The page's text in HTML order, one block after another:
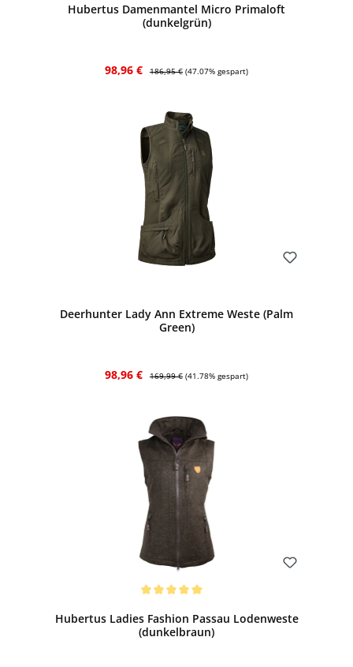
Hubertus Damenmantel Micro Primaloft
(dunkelgrün)
Verkaufspreis:
98,96 € Regulärer Preis:
186,95 € (47.07% gespart)
Deerhunter Lady Ann Extreme Weste (Palm
Green)
Verkaufspreis:
98,96 € Regulärer Preis:
169,99 € (41.78% gespart)
Hubertus Ladies Fashion Passau Lodenweste
(dunkelbraun)